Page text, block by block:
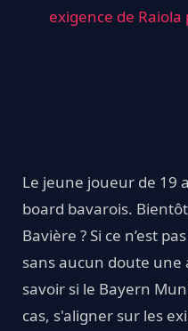
exigence de
Le jeune joueur de 19
board bavarois.
Bavière ? Si ce n’est
sans aucun doute une
savoir si le Bayern
cas, s'aligner sur les